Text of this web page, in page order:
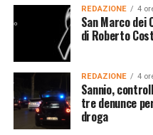
REDAZIONE 4
San Marco
di Roberto
REDAZIONE 4
Sannio,
tre denunce
droga